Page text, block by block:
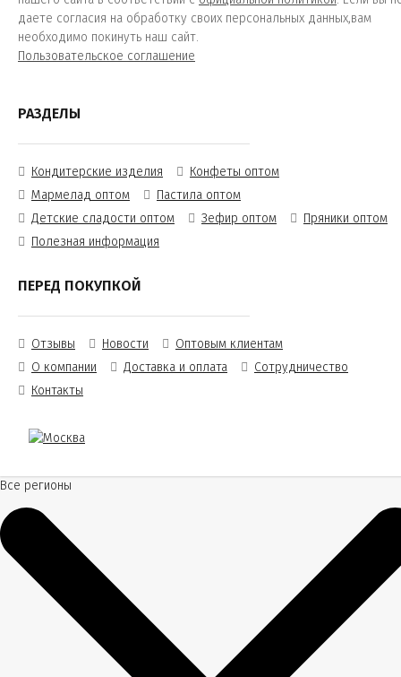
даете согласия на обработку своих персональных данных,вам
необходимо покинуть наш сайт.
Пользовательское соглашение
РАЗДЕЛЫ
Кондитерские изделия
Конфеты оптом
Мармелад оптом
Пастила оптом
Детские сладости оптом
Зефир оптом
Пряники оптом
Полезная информация
ПЕРЕД ПОКУПКОЙ
Отзывы Новости
Оптовым клиентам
О компании
Доставка и оплата
Сотрудничество
Контакты
Все регионы